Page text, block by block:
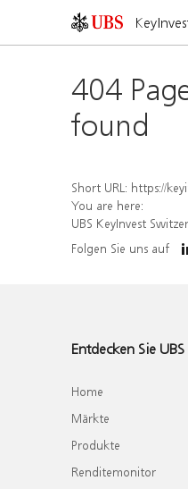
404
found
Short URL: https://keyinvest-
You are here:
UBS KeyInvest
Folgen Sie uns auf
Entdecken Sie
Home
Märkte
Produkte
Renditemonitor